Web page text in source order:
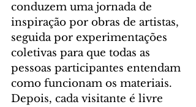
conduzem uma jornada de
inspiração por obras de artistas,
seguida por experimentações
coletivas para que todas as
pessoas participantes entendam
como funcionam os materiais.
Depois, cada visitante é livre